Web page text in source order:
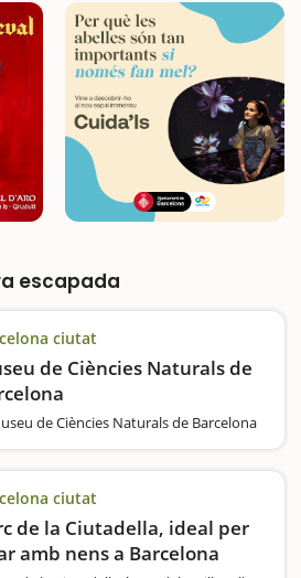
escapada
ciutat
de Ciències Naturals de
de Ciències Naturals de Barcelona
al parc del Fòrum, el museu…
ciutat
de la Ciutadella, ideal per
amb nens a Barcelona